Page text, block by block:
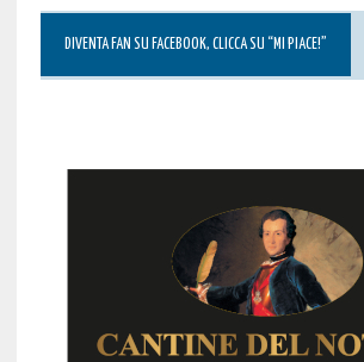
DIVENTA FAN SU FACEBOOK, CLICCA SU “MI PIACE!”